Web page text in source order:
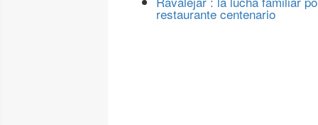
restaurante centenario